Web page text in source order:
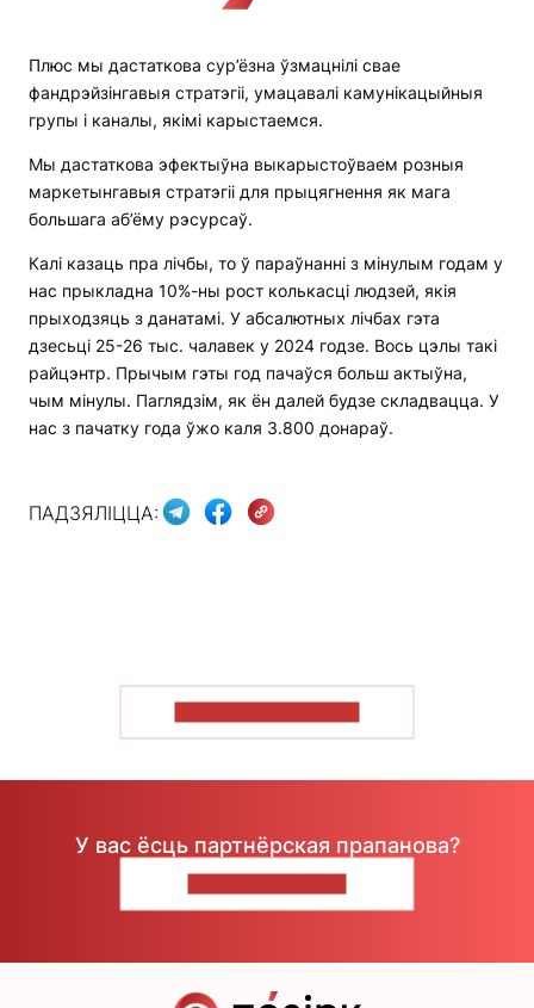
Плюс мы дастаткова сур’ёзна ўзмацнілі свае
фандрэйзінгавыя стратэгіі, умацавалі камунікацыйныя
групы і каналы, якімі карыстаемся.
Мы дастаткова эфектыўна выкарыстоўваем розныя
маркетынгавыя стратэгіі для прыцягнення як мага
большага аб’ёму рэсурсаў.
Калі казаць пра лічбы, то ў параўнанні з мінулым годам у
нас прыкладна 10%-ны рост колькасці людзей, якія
прыходзяць з данатамі. У абсалютных лічбах гэта
дзесьці 25-26 тыс. чалавек у 2024 годзе. Вось цэлы такі
райцэнтр. Прычым гэты год пачаўся больш актыўна,
чым мінулы. Паглядзім, як ён далей будзе складвацца. У
нас з пачатку года ўжо каля 3.800 донараў.
ПАДЗЯЛІЦЦА:
У вас ёсць партнёрская прапанова?